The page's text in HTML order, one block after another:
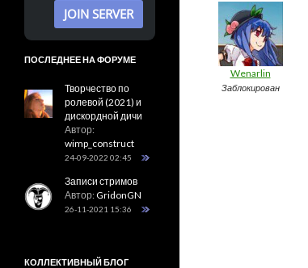
Wenarlin
Заблокирован
JOIN SERVER
ПОСЛЕДНЕЕ НА ФОРУМЕ
Творчество по
ролевой (2021) и
дискордной дичи
Автор:
wimp_construct
24-09-2022 02:45
Записи стримов
Автор:GridonGN
26-11-2021 15:36
КОЛЛЕКТИВНЫЙ БЛОГ